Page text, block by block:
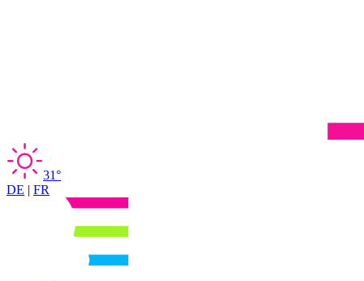
31°
DE | FR